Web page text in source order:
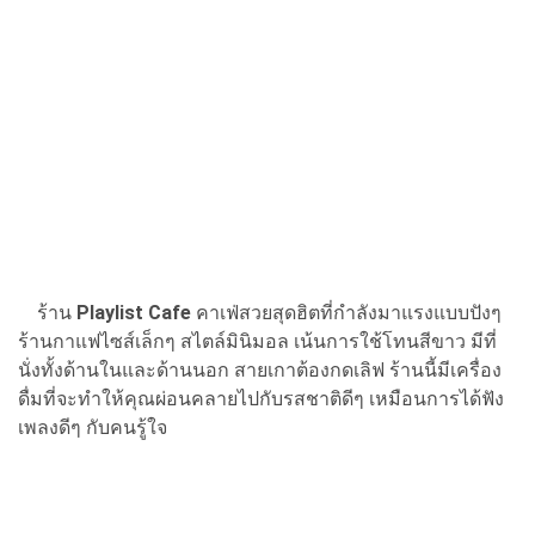
ร้าน Playlist Cafe คาเฟ่สวยสุดฮิตที่กำลังมาแรงแบบปังๆ
ร้านกาแฟไซส์เล็กๆ สไตล์มินิมอล เน้นการใช้โทนสีขาว มีที่
นั่งทั้งด้านในและด้านนอก สายเกาต้องกดเลิฟ ร้านนี้มีเครื่อง
ดื่มที่จะทำให้คุณผ่อนคลายไปกับรสชาติดีๆ เหมือนการได้ฟัง
เพลงดีๆ กับคนรู้ใจ